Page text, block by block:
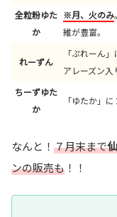
全粒粉ゆた
か
※月、火のみ
維が豊富。
れーずん
「ぷれーん
アレーズン入
ちーずゆた
か
「ゆたか」
なんと！ ７月末まで
ンの販売も ！！